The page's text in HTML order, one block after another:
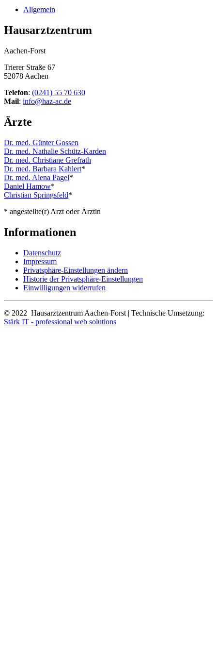
Allgemein
Hausarztzentrum
Aachen-Forst
Trierer Straße 67
52078 Aachen
Telefon: (0241) 55 70 630
Mail: info@haz-ac.de
Ärzte
Dr. med. Günter Gossen
Dr. med. Nathalie Schütz-Karden
Dr. med. Christiane Grefrath
Dr. med. Barbara Kahlert*
Dr. med. Alena Pagel*
Daniel Hamow*
Christian Springsfeld*
* angestellte(r) Arzt oder Ärztin
Informationen
Datenschutz
Impressum
Privatsphäre-Einstellungen ändern
Historie der Privatsphäre-Einstellungen
Einwilligungen widerrufen
© 2022 Hausarztzentrum Aachen-Forst | Technische Umsetzung:
Stärk IT - professional web solutions